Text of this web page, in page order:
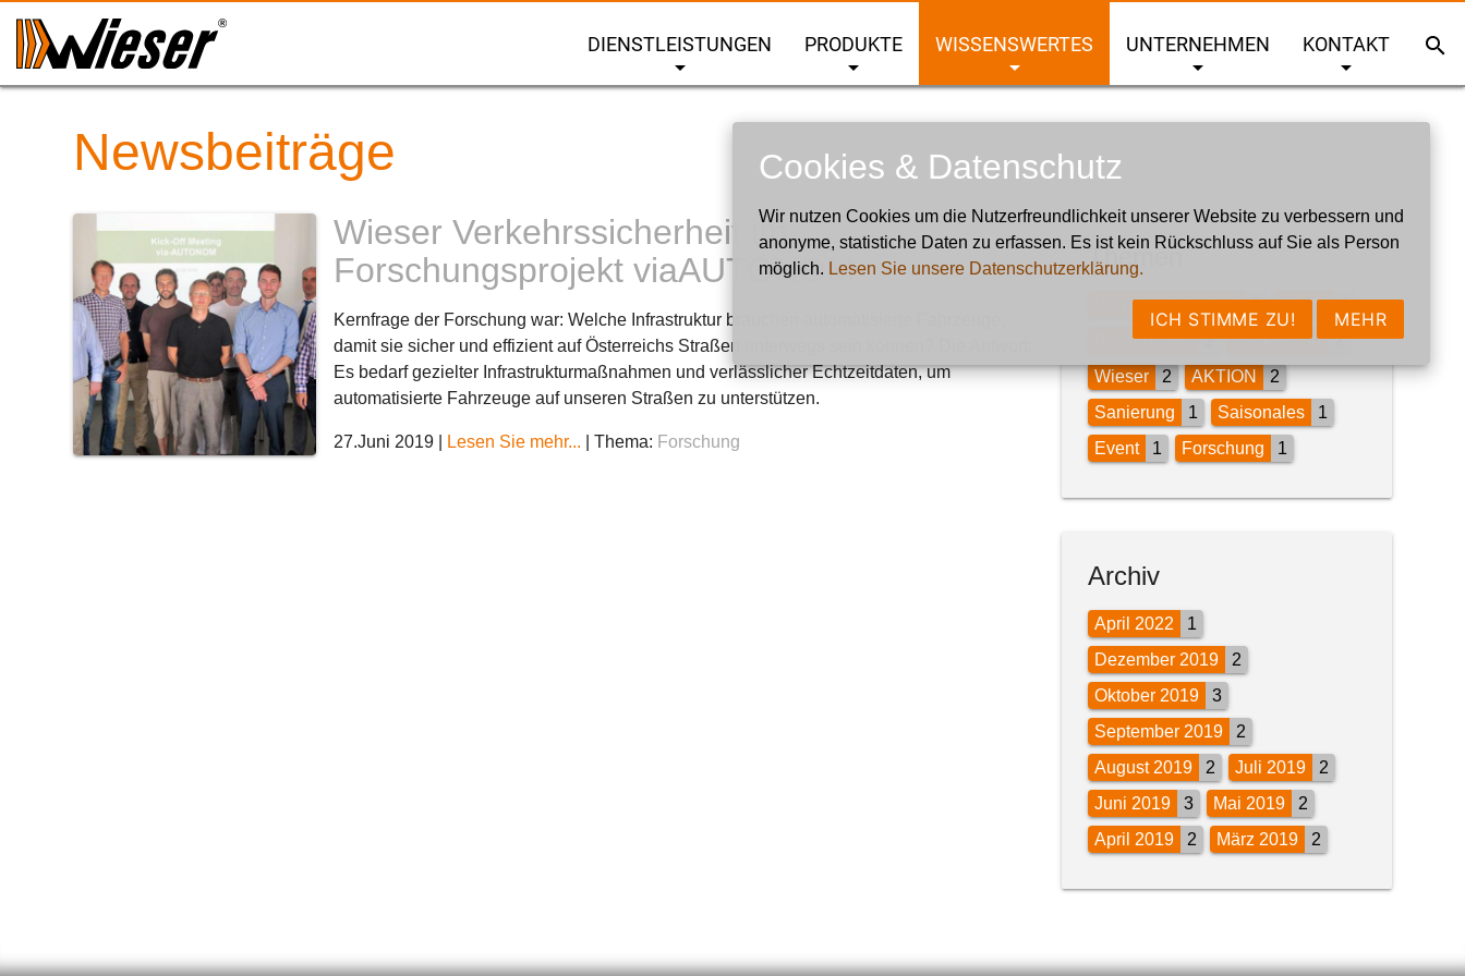
DIENSTLEISTUNGEN
arrow_drop_down
PRODUKTE
arrow_drop_down
WISSENSWERTES
arrow_drop_down
UNTERNEHMEN
arrow_drop_down
KONTAKT
arrow_drop_down
search
Newsbeiträge
Wieser Verkehrssicherheit im
Forschungsprojekt viaAUTONOM
Kernfrage der Forschung war: Welche Infrastruktur brauchen automatisierte Fahrzeuge,
damit sie sicher und effizient auf Österreichs Straßen unterwegs sein können? Die Antwort:
Es bedarf gezielter Infrastrukturmaßnahmen und verlässlicher Echtzeitdaten, um
automatisierte Fahrzeuge auf unseren Straßen zu unterstützen.
27.Juni 2019 Lesen Sie mehr... Thema: Forschung
Themen
Verkehrssicherheit 9 Recht
4
Beschriftung
2 Markierung
2
Wieser
2 AKTION
2
Sanierung
1 Saisonales
1
Event
1 Forschung 1
Archiv
April 2022
1
Dezember 2019
2
Oktober 2019
3
September 2019
2
August 2019
2 Juli 2019
2
Juni 2019
3 Mai 2019
2
April 2019
2 März 2019 2
Cookies & Datenschutz
Wir nutzen Cookies um die Nutzerfreundlichkeit unserer Website zu verbessern und
anonyme, statistiche Daten zu erfassen. Es ist kein Rückschluss auf Sie als Person
möglich. Lesen Sie unsere Datenschutzerklärung.
ICH STIMME ZU! MEHR